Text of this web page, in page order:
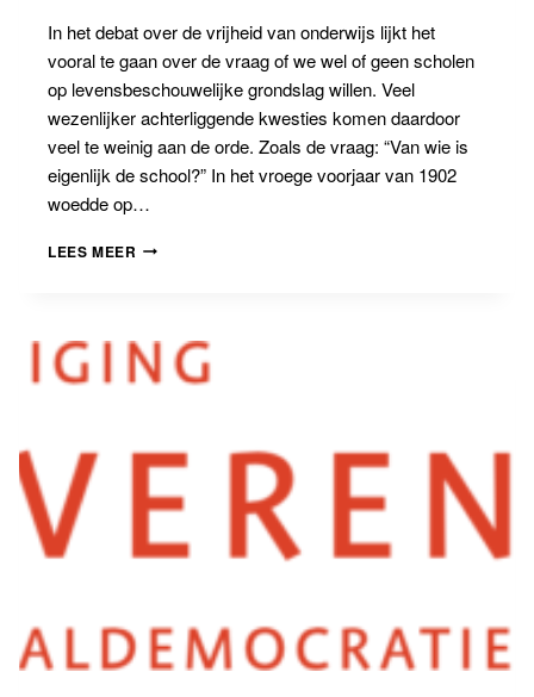
In het debat over de vrijheid van onderwijs lijkt het
vooral te gaan over de vraag of we wel of geen scholen
op levensbeschouwelijke grondslag willen. Veel
wezenlijker achterliggende kwesties komen daardoor
veel te weinig aan de orde. Zoals de vraag: “Van wie is
eigenlijk de school?” In het vroege voorjaar van 1902
woedde op…
LEES MEER DE
VAN
DE
STAAT.
ARTIKEL
23